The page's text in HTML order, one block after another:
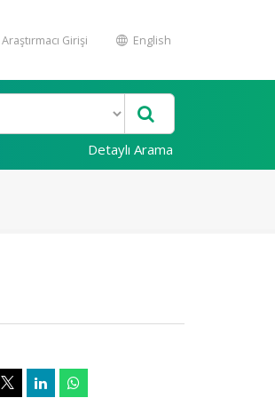
Araştırmacı Girişi English
Detaylı Arama